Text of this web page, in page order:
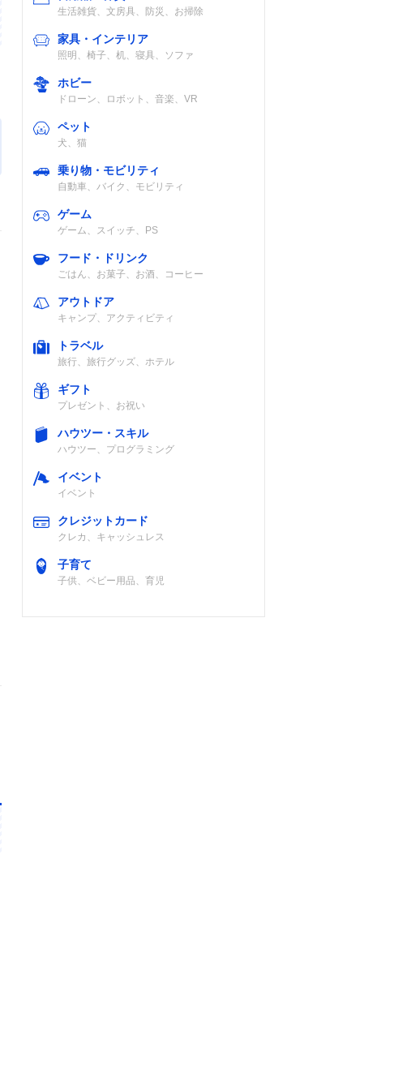
生活雑貨、文房具、防災、お掃除
家具・インテリア
照明、椅子、机、寝具、ソファ
ホビー
ドローン、ロボット、音楽、VR
ペット
犬、猫
乗り物・モビリティ
自動車、バイク、モビリティ
ゲーム
ゲーム、スイッチ、PS
フード・ドリンク
ごはん、お菓子、お酒、コーヒー
アウトドア
キャンプ、アクティビティ
トラベル
旅行、旅行グッズ、ホテル
ギフト
プレゼント、お祝い
ハウツー・スキル
ハウツー、プログラミング
イベント
イベント
クレジットカード
クレカ、キャッシュレス
子育て
子供、ベビー用品、育児